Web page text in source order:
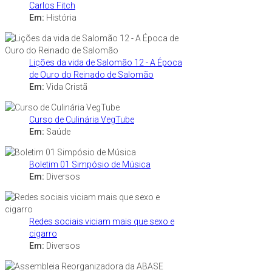
Carlos Fitch
Em: História
Lições da vida de Salomão 12 - A Época
de Ouro do Reinado de Salomão
Em: Vida Cristã
Curso de Culinária VegTube
Em: Saúde
Boletim 01 Simpósio de Música
Em: Diversos
Redes sociais viciam mais que sexo e
cigarro
Em: Diversos